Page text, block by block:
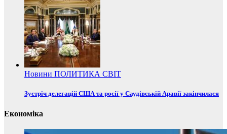
Новини ПОЛИТИКА СВІТ
Зустріч делегацій США та росії у Саудівській Аравії закінчилася
Економіка